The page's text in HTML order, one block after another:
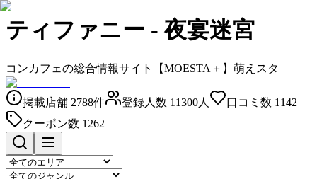
ティファニー - 夜宴迷宮
コンカフェの総合情報サイト【MOESTA＋】萌えスタ
掲載店舗 2788件 登録人数 11300人 口コミ数 1142
クーポン数 1262